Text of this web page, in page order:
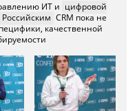
ИТ и цифровой
Российским CRM пока не
качественной
ИТ-сервисов
доступны всем
их для решения